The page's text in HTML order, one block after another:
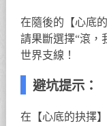
在隨後的【心底
請果斷選擇“滾，
世界支線！
避坑提示：
在【心底的抉擇